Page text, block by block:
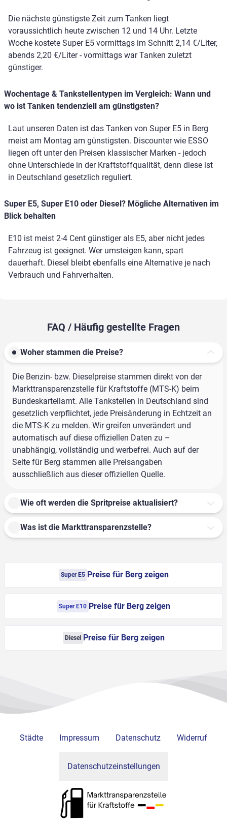
Die nächste günstigste Zeit zum Tanken liegt
voraussichtlich heute zwischen 12 und 14 Uhr. Letzte
Woche kostete Super E5 vormittags im Schnitt 2,14 €/Liter,
abends 2,20 €/Liter - vormittags war Tanken zuletzt
günstiger.
Wochentage & Tankstellentypen im Vergleich: Wann und
wo ist Tanken tendenziell am günstigsten?
Laut unseren Daten ist das Tanken von Super E5 in Berg
meist am Montag am günstigsten. Discounter wie ESSO
liegen oft unter den Preisen klassischer Marken - jedoch
ohne Unterschiede in der Kraftstoffqualität, denn diese ist
in Deutschland gesetzlich reguliert.
Super E5, Super E10 oder Diesel? Mögliche Alternativen im
Blick behalten
E10 ist meist 2-4 Cent günstiger als E5, aber nicht jedes
Fahrzeug ist geeignet. Wer umsteigen kann, spart
dauerhaft. Diesel bleibt ebenfalls eine Alternative je nach
Verbrauch und Fahrverhalten.
FAQ / Häufig gestellte Fragen
Woher stammen die Preise?
Die Benzin- bzw. Dieselpreise stammen direkt von der
Markttransparenzstelle für Kraftstoffe (MTS-K) beim
Bundeskartellamt. Alle Tankstellen in Deutschland sind
gesetzlich verpflichtet, jede Preisänderung in Echtzeit an
die MTS-K zu melden. Wir greifen unverändert und
automatisch auf diese offiziellen Daten zu –
unabhängig, vollständig und werbefrei. Auch auf der
Seite für Berg stammen alle Preisangaben
ausschließlich aus dieser offiziellen Quelle.
Wie oft werden die Spritpreise aktualisiert?
Was ist die Markttransparenzstelle?
Super E5 Preise für Berg zeigen
Super E10 Preise für Berg zeigen
Diesel Preise für Berg zeigen
Städte Impressum Datenschutz Widerruf
Datenschutzeinstellungen